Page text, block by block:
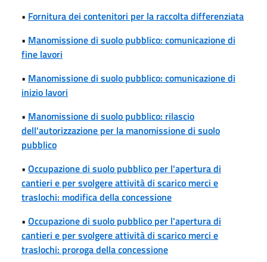
• Fornitura dei contenitori per la raccolta differenziata
• Manomissione di suolo pubblico: comunicazione di
fine lavori
• Manomissione di suolo pubblico: comunicazione di
inizio lavori
• Manomissione di suolo pubblico: rilascio
dell'autorizzazione per la manomissione di suolo
pubblico
• Occupazione di suolo pubblico per l'apertura di
cantieri e per svolgere attività di scarico merci e
traslochi: modifica della concessione
• Occupazione di suolo pubblico per l'apertura di
cantieri e per svolgere attività di scarico merci e
traslochi: proroga della concessione